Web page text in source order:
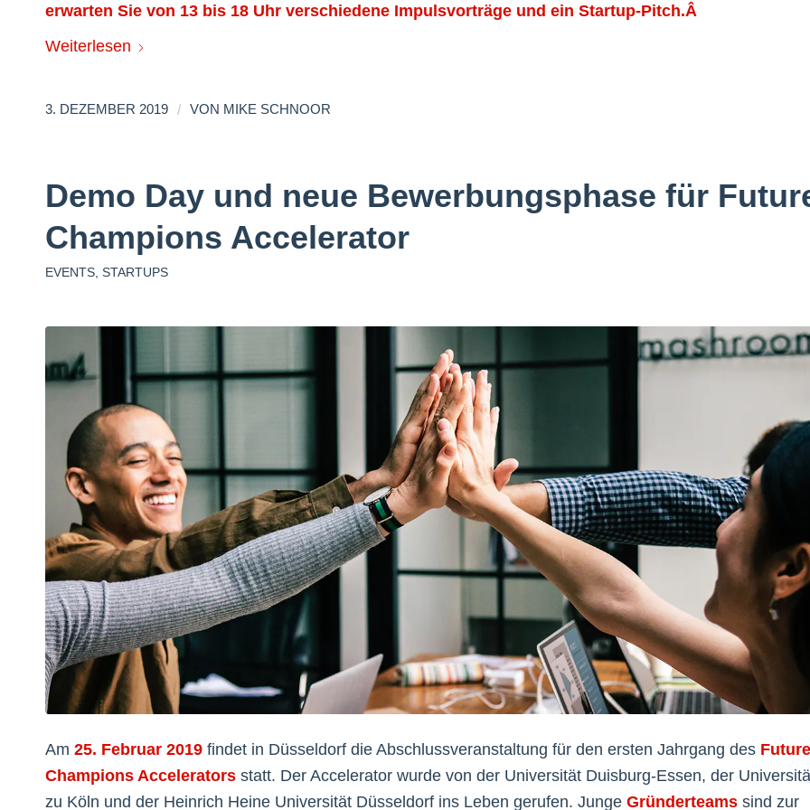
erwarten Sie von 13 bis 18 Uhr verschiedene Impulsvorträge und ein Startup-Pitch.Â
Weiterlesen
3. DEZEMBER 2019 / VON MIKE SCHNOOR
Demo Day und neue Bewerbungsphase für
Champions Accelerator
EVENTS STARTUPS
Am 25. Februar 2019 findet in Düsseldorf die Abschlussveranstaltung für den ersten Jahrgang des Future
Champions Accelerators statt. Der Accelerator wurde von der Universität Duisburg-Essen, der
zu Köln und der Heinrich Heine Universität Düsseldorf ins Leben gerufen. Junge Gründerteams sind zur